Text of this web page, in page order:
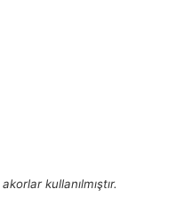
kullanılmıştır.